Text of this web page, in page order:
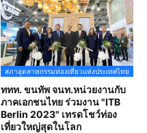
สภาอุตสาหกรรมท่องเที่ยวแห่งประเทศไทย
ททท. ขนทัพ จนท.หน่วยงานกับ
ภาคเอกชนไทย ร่วมงาน "ITB
Berlin 2023" เทรดโชว์ท่อง
เที่ยวใหญ่สุดในโลก